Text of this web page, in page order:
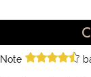
Note